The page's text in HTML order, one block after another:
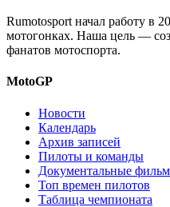
Rumotosport начал работу в
мотогонках. Наша цель —
фанатов мотоспорта.
MotoGP
Новости
Календарь
Архив записей
Пилоты и команды
Документальные
Топ времен пилотов
Таблица чемпионата